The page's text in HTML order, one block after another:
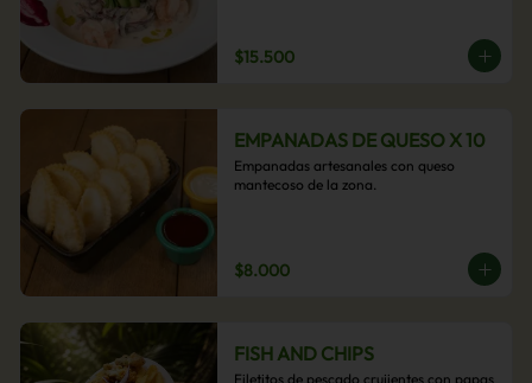
$15.500
EMPANADAS DE QUESO X 10
Empanadas artesanales con queso
mantecoso de la zona.
$8.000
FISH AND CHIPS
Filetitos de pescado crujientes con papas